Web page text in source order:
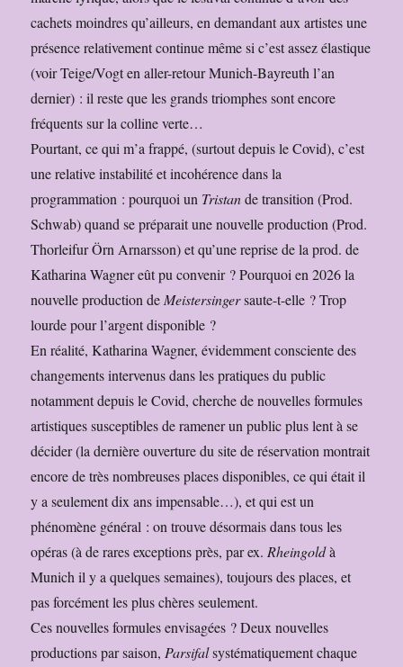
cachets moindres qu’ailleurs, en demandant aux artistes une
présence relativement continue même si c’est assez élastique
(voir Teige/Vogt en aller-retour Munich-Bayreuth l’an
dernier) : il reste que les grands triomphes sont encore
fréquents sur la colline verte…
Pourtant, ce qui m’a frappé, (surtout depuis le Covid), c’est
une relative instabilité et incohérence dans la
programmation : pourquoi un Tristande transition (Prod.
Schwab) quand se préparait une nouvelle production (Prod.
Thorleifur Örn Arnarsson) et qu’une reprise de la prod. de
Katharina Wagner eût pu convenir ? Pourquoi en 2026 la
nouvelle production deMeistersingersaute-t-elle ? Trop
lourde pour l’argent disponible ?
En réalité, Katharina Wagner, évidemment consciente des
changements intervenus dans les pratiques du public
notamment depuis le Covid, cherche de nouvelles formules
artistiques susceptibles de ramener un public plus lent à se
décider (la dernière ouverture du site de réservation montrait
encore de très nombreuses places disponibles, ce qui était il
y a seulement dix ans impensable…), et qui est un
phénomène général : on trouve désormais dans tous les
opéras (à de rares exceptions près, par ex.Rheingoldà
Munich il y a quelques semaines), toujours des places, et
pas forcément les plus chères seulement.
Ces nouvelles formules envisagées ? Deux nouvelles
productions par saison,Parsifalsystématiquement chaque